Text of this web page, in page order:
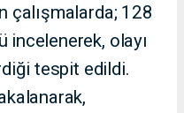
çalışmalarda; 128
incelenerek, olayı
tespit edildi.